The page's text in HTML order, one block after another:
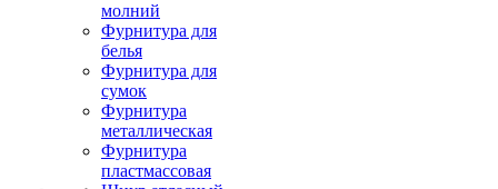
молний
Фурнитура для
белья
Фурнитура для
сумок
Фурнитура
металлическая
Фурнитура
пластмассовая